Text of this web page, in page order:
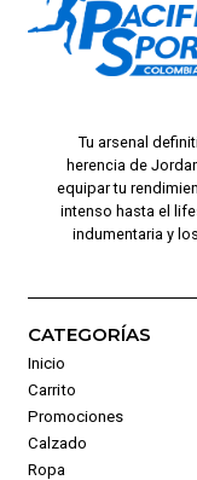
Tu arsenal
herencia de
equipar tu
intenso hasta el
indumentaria y
CATEGORÍAS
Inicio
Carrito
Promociones
Calzado
Ropa